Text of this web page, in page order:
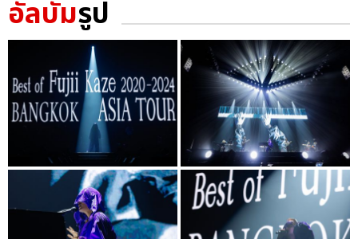
อัลบั้มรูป